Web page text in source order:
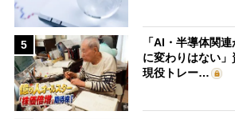
5
「AI・半導体関
に変わりはない
現役トレー…